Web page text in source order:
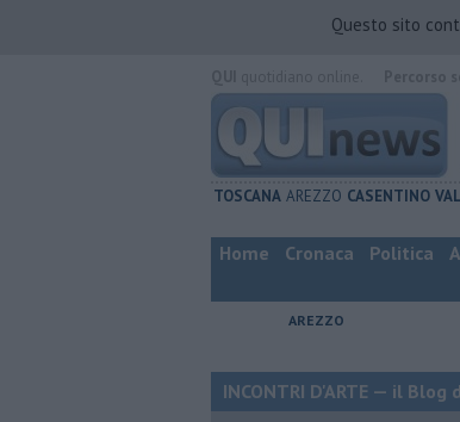
Questo sito
TOSCANA AREZZO CASENTINO
Home Cronaca Politica
AREZZO
INCONTRI D'ARTE — il Blog